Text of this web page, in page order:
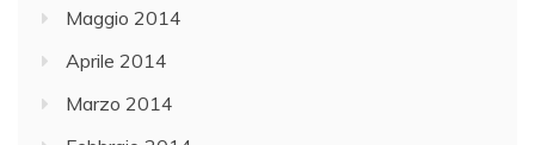
Maggio 2014
Aprile 2014
Marzo 2014